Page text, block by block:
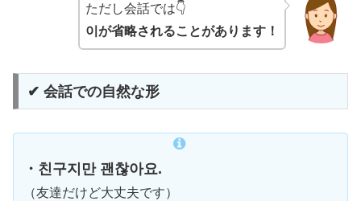
ただし会話では👇
이が省略されることがあります！
✔ 会話での自然な形
・친구지만 괜찮아요.
（友達だけど大丈夫です）